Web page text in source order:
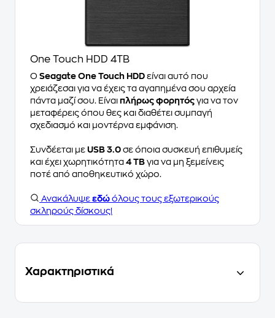
One Touch HDD 4TB
Ο Seagate One Touch HDD είναι αυτό που
χρειάζεσαι για να έχεις τα αγαπημένα σου αρχεία
πάντα μαζί σου. Είναι πλήρως φορητός για να τον
μεταφέρεις όπου θες και διαθέτει συμπαγή
σχεδιασμό και μοντέρνα εμφάνιση.
Συνδέεται με USB 3.0 σε όποια συσκευή επιθυμείς
και έχει χωρητικότητα 4 TB για να μη ξεμείνεις
ποτέ από αποθηκευτικό χώρο.
Ανακάλυψε εδώ όλους τους εξωτερικούς
σκληρούς δίσκους!
Χαρακτηριστικά